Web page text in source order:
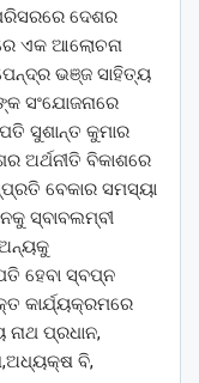
ଦେଶର
ଏକ ଆଲୋଚନା
ଭଞ୍ଜ ସାହିତ୍ୟ
ସଂଯୋଜନାରେ
ସୁଶାନ୍ତ କୁମାର
ଅର୍ଥନୀତି ବିକାଶରେ
ବେକାର ସମସ୍ୟା
ସ୍ବାବଲମ୍ବୀ
ଅନ୍ୟକୁ
ହେବା ସ୍ବପ୍ନ
କାର୍ଯ୍ୟକ୍ରମରେ
ପ୍ରଧାନ,
ବି,